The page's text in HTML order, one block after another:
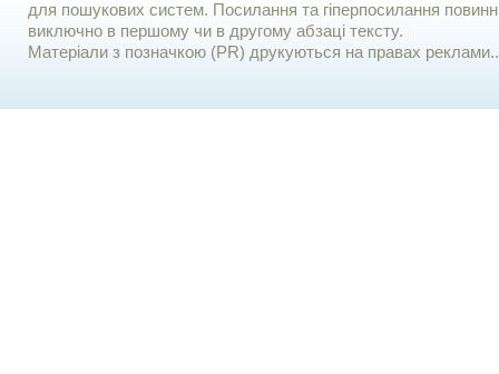
для пошукових систем. Посилання та гіперпосилання
виключно в першому чи в другому абзаці тексту.
Матеріали з позначкою (PR) друкуються на правах реклами..